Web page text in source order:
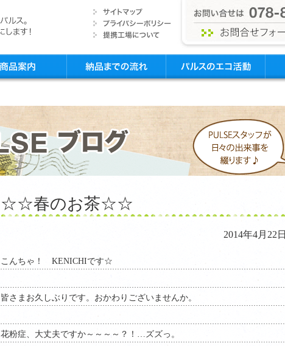
☆☆春のお茶☆☆
2014年4月22日
こんちゃ！ KENICHIです☆
皆さまお久しぶりです。おかわりございませんか。
花粉症、大丈夫ですか～～～～？！…ズズっ。